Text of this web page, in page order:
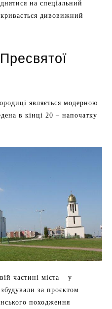
на спеціальний
дивовижний
являється модерною
в кінці 20 – напочатку
частині міста – у
за проєктом
походження